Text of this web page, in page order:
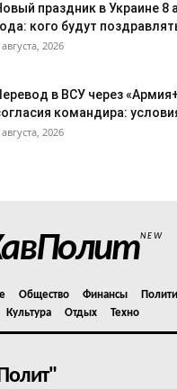
праздник в Украине 8
кого будут
2026
в ВСУ через
командира:
2026
NEW
Общество Финансы
Культура
Отдых Техно